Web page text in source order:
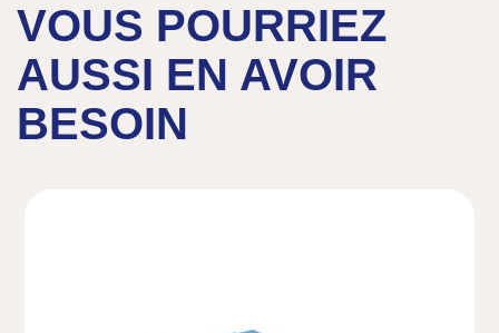
VOUS POURRIEZ
AUSSI EN AVOIR
BESOIN